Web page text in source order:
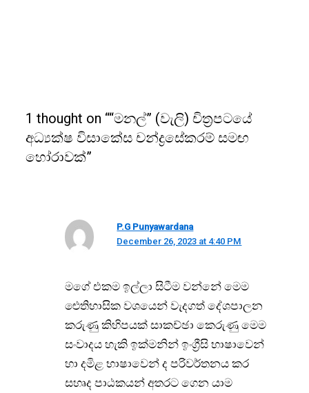
1 thought on ““මනල්” (වැලි) චිත්‍රපටයේ
අධ්‍යක්ෂ විසාකේස චන්ද්‍රසේකරම් සමඟ
හෝරාවක්”
P.G Punyawardana
December 26, 2023 at 4:40 PM
මගේ එකම ඉල්ලා සිටීම වන්නේ මෙම
ඓතිහාසික වශයෙන් වැදගත් දේශපාලන
කරුණු කිහිපයක් සාකච්ඡා කෙරුණු මෙම
සංවාදය හැකි ඉක්මනින් ඉංග්‍රීසි භාෂාවෙන්
හා දමිළ භාෂාවෙන් ද පරිවර්තනය කර
සහෘද පාඨකයන් අතරට ගෙන යාම